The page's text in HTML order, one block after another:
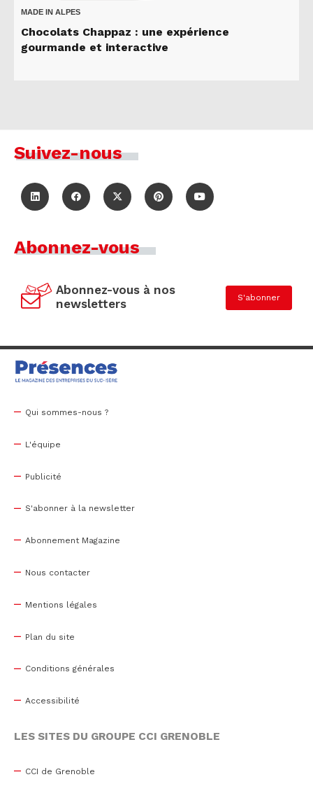
MADE IN ALPES
Chocolats Chappaz : une expérience
gourmande et interactive
Suivez-nous
Abonnez-vous
Abonnez-vous à nos
newsletters
S'abonner
Qui sommes-nous ?
L'équipe
Publicité
S'abonner à la newsletter
Abonnement Magazine
Nous contacter
Mentions légales
Plan du site
Conditions générales
Accessibilité
LES SITES DU GROUPE CCI GRENOBLE
CCI de Grenoble